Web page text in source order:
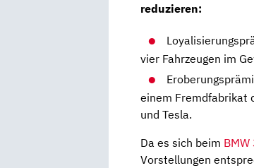
reduzieren:
vier Fahrzeugen im
einem Fremdfabrikat
und Tesla.
Da es sich beim BMW
Vorstellungen